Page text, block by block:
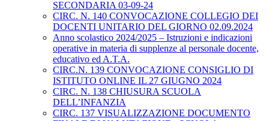
SECONDARIA 03-09-24
CIRC. N. 140 CONVOCAZIONE COLLEGIO DEI
DOCENTI UNITARIO DEL GIORNO 02.09.2024
Anno scolastico 2024/2025 – Istruzioni e indicazioni
operative in materia di supplenze al personale docente,
educativo ed A.T.A.
CIRC.N. 139 CONVOCAZIONE CONSIGLIO DI
ISTITUTO ONLINE IL 27 GIUGNO 2024
CIRC. N. 138 CHIUSURA SCUOLA
DELL’INFANZIA
CIRC. 137 VISUALIZZAZIONE DOCUMENTO